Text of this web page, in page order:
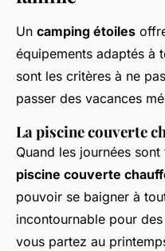
Un camping étoiles
équipements adaptés à
sont les critères à ne
passer des vacances
La piscine couverte
Quand les journées
piscine couverte
pouvoir se baigner à
incontournable pour
vous partez au